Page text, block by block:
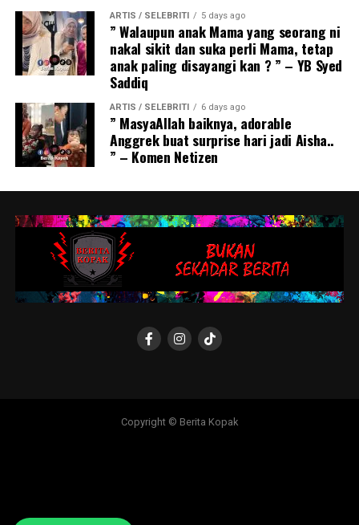
ARTIS / SELEBRITI 5 days ago
” Walaupun anak Mama yang seorang ni
nakal sikit dan suka perli Mama, tetap
anak paling disayangi kan ? ” – YB Syed
Saddiq
ARTIS / SELEBRITI 6 days ago
” MasyaAllah baiknya, adorable
Anggrek buat surprise hari jadi Aisha..
” – Komen Netizen
Copyright © Berita Kopak